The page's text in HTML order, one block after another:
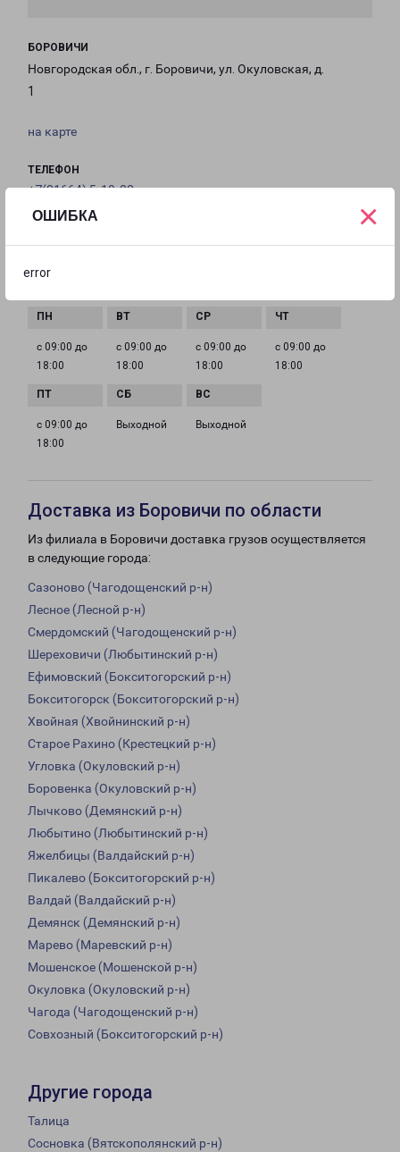
ОШИБКА
error
×
БОРОВИЧИ
Новгородская обл., г. Боровичи, ул. Окуловская, д.
1
на карте
ТЕЛЕФОН
+7(81664) 5-10-22
Borovichi-fr@pecom.ru
с 09:00 до
18:00
с 09:00 до
18:00
с 09:00 до
18:00
с 09:00 до
18:00
с 09:00 до
18:00
Выходной Выходной
Доставка из Боровичи по области
Из филиала в Боровичи доставка грузов осуществляется
в следующие города:
Сазоново (Чагодощенский р-н)
Лесное (Лесной р-н)
Смердомский (Чагодощенский р-н)
Шереховичи (Любытинский р-н)
Ефимовский (Бокситогорский р-н)
Бокситогорск (Бокситогорский р-н)
Хвойная (Хвойнинский р-н)
Старое Рахино (Крестецкий р-н)
Угловка (Окуловский р-н)
Боровенка (Окуловский р-н)
Лычково (Демянский р-н)
Любытино (Любытинский р-н)
Яжелбицы (Валдайский р-н)
Пикалево (Бокситогорский р-н)
Валдай (Валдайский р-н)
Демянск (Демянский р-н)
Марево (Маревский р-н)
Мошенское (Мошенской р-н)
Окуловка (Окуловский р-н)
Чагода (Чагодощенский р-н)
Совхозный (Бокситогорский р-н)
Другие города
Талица
Сосновка (Вятскополянский р-н)